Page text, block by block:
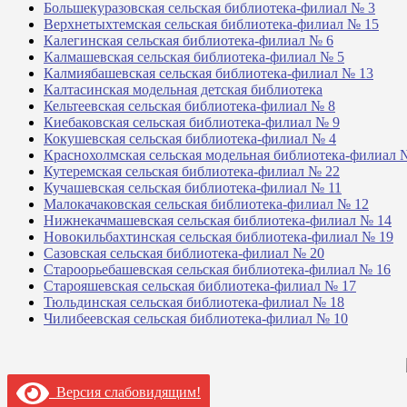
Большекуразовская сельская библиотека-филиал № 3
Верхнетыхтемская сельская библиотека-филиал № 15
Калегинская сельская библиотека-филиал № 6
Калмашевская сельская библиотека-филиал № 5
Калмиябашевская сельская библиотека-филиал № 13
Калтасинская модельная детская библиотека
Кельтеевская сельская библиотека-филиал № 8
Киебаковская сельская библиотека-филиал № 9
Кокушевская сельская библиотека-филиал № 4
Краснохолмская сельская модельная библиотека-филиал
Кутеремская сельская библиотека-филиал № 22
Кучашевская сельская библиотека-филиал № 11
Малокачаковская сельская библиотека-филиал № 12
Нижнекачмашевская сельская библиотека-филиал № 14
Новокильбахтинская сельская библиотека-филиал № 19
Сазовская сельская библиотека-филиал № 20
Староорьебашевская сельская библиотека-филиал № 16
Старояшевская сельская библиотека-филиал № 17
Тюльдинская сельская библиотека-филиал № 18
Чилибеевская сельская библиотека-филиал № 10
Версия слабовидящим!